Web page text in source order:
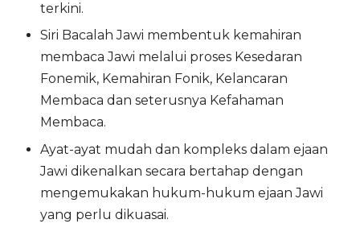
terkini.
Siri Bacalah Jawi membentuk kemahiran
membaca Jawi melalui proses Kesedaran
Fonemik, Kemahiran Fonik, Kelancaran
Membaca dan seterusnya Kefahaman
Membaca.
Ayat-ayat mudah dan kompleks dalam ejaan
Jawi dikenalkan secara bertahap dengan
mengemukakan hukum-hukum ejaan Jawi
yang perlu dikuasai.